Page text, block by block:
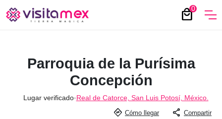
0
local_mall
Parroquia de la Purísima
Concepción
Lugar verificado·Real de Catorce, San Luis Potosí, México.
directions Cómo llegar share Compartir